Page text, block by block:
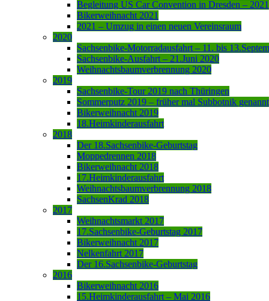
Begleitung US Car Convention in Dresden – 2021
Bikerweihnacht 2021
2021 – Umzug in einen neuen Vereinsraum
2020
Sachsenbike-Motorradausfahrt – 11. bis
Sachsenbike-Ausfahrt – 21.Juni 2020
Weihnachtsbaumverbrennung 2020
2019
Sachsenbike-Tour 2019 nach Thüringen
Sommerputz 2019 – früher mal Subbotnik genannt
Bikerweihnacht 2019
18.Heimkinderausfahrt
2018
Der 18.Sachsenbike-Geburtstag
Moppedrennen 2018
Bikerweihnacht 2018
17.Heimkinderausfahrt
Weihnachtsbaumverbrennung 2018
SachsenKrad 2018
2017
Weihnachtsmarkt 2017
17.Sachsenbike-Geburtstag 2017
Bikerweihnacht 2017
Nelkenfahrt 2017
Der 16.Sachsenbike-Geburtstag
2016
Bikerweihnacht 2016
15.Heimkinderausfahrt – Mai 2016